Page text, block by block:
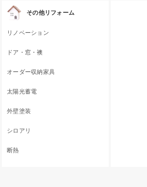
その他リフォーム
リノベーション
ドア・窓・襖
オーダー収納家具
太陽光蓄電
外壁塗装
シロアリ
断熱